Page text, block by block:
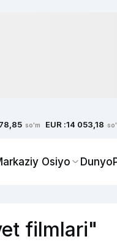
so'm EUR :14 053,18
Osiyo Dunyo
filmlari"